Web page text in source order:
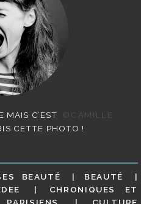
MAIS C’EST
©CAMILLE
CETTE PHOTO !
BEAUTÉ
BEAUTÉ
CHRONIQUES ET